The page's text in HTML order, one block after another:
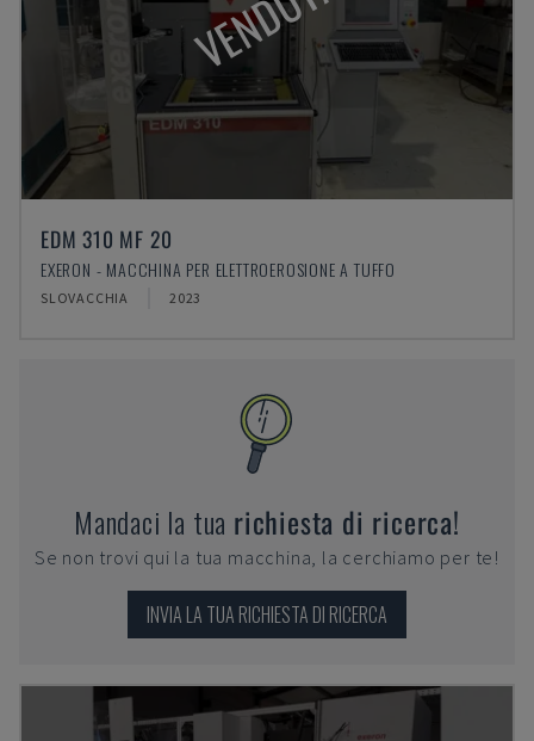
EDM 310 MF 20
EXERON - MACCHINA PER ELETTROEROSIONE A TUFFO
SLOVACCHIA 2023
Mandaci la tua richiesta di ricerca!
Se non trovi qui la tua macchina, la cerchiamo per te!
INVIA LA TUA RICHIESTA DI RICERCA